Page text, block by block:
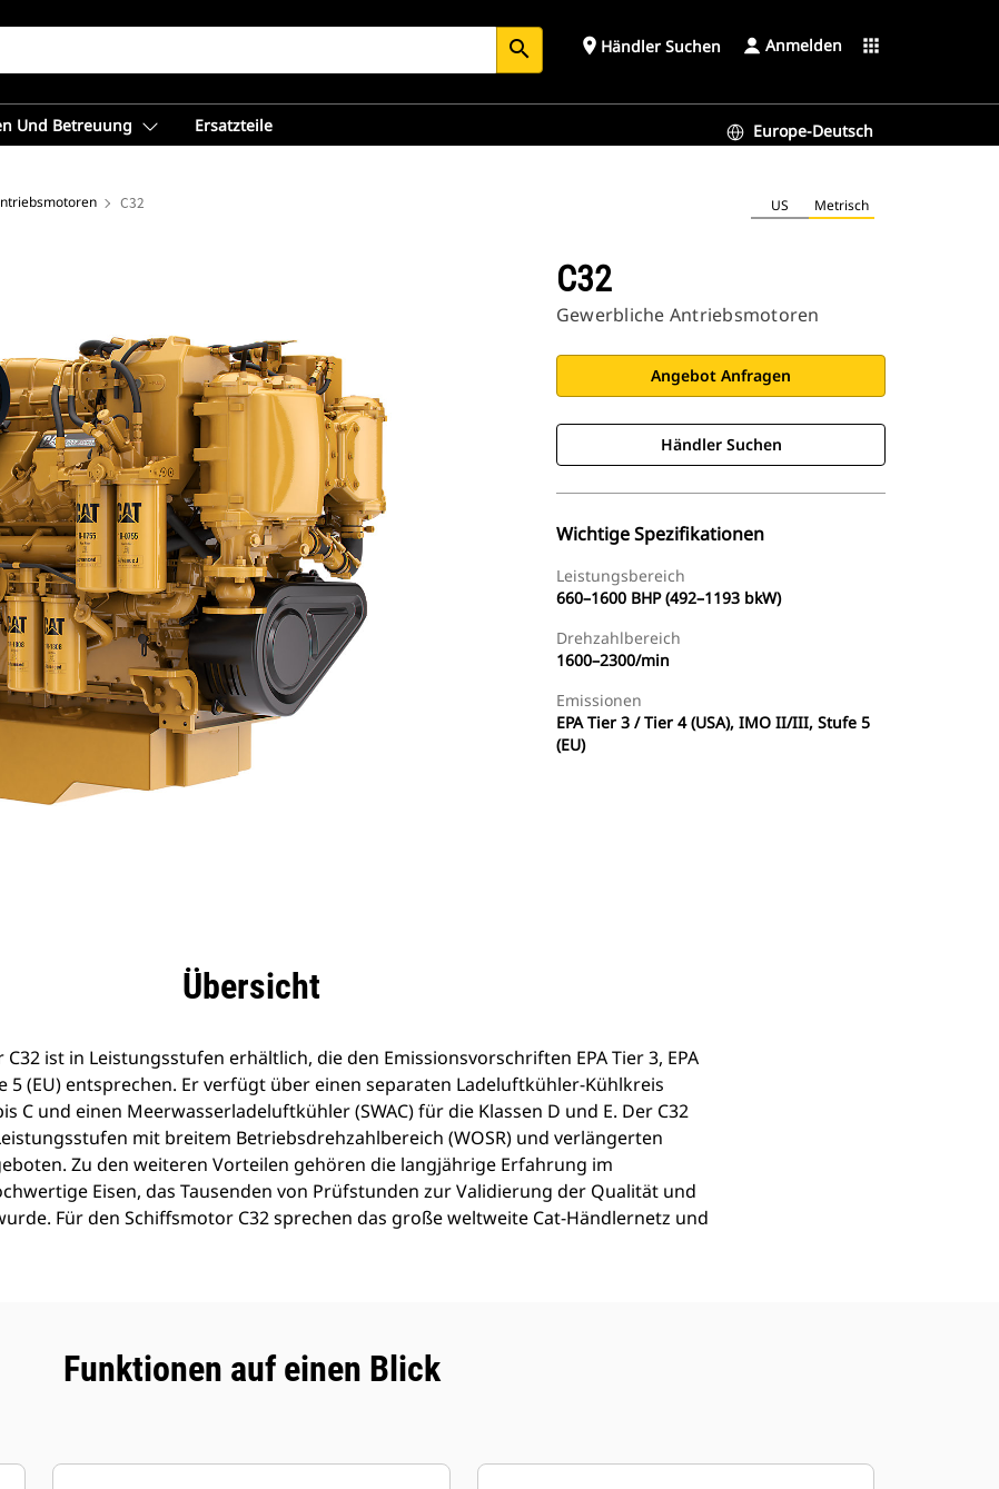
search place Händler Suchen Anmelden apps
Und Betreuung Ersatzteile Europe-Deutsch
C32 US Metrisch
C32
Gewerbliche Antriebsmotoren
Angebot Anfragen
Händler Suchen
Wichtige Spezifikationen
Leistungsbereich
660–1600 BHP (492–1193 bkW)
Drehzahlbereich
1600–2300/min
Emissionen
EPA Tier 3 / Tier 4 (USA), IMO II/III, Stufe 5
(EU)
Technische DatenÜbersicht
ist in Leistungsstufen erhältlich, die den Emissionsvorschriften EPA Tier 3, EPA
5 (EU) entsprechen. Er verfügt über einen separaten Ladeluftkühler-Kühlkreis
C und einen Meerwasserladeluftkühler (SWAC) für die Klassen D und E. Der C32
mit breitem Betriebsdrehzahlbereich (WOSR) und verlängerten
Zu den weiteren Vorteilen gehören die langjährige Erfahrung im
Eisen, das Tausenden von Prüfstunden zur Validierung der Qualität und
Für den Schiffsmotor C32 sprechen das große weltweite Cat-Händlernetz und
Funktionen auf einen Blick